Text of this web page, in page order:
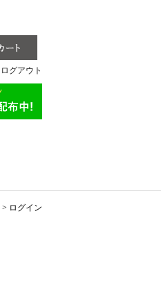
ログアウト
ログイン